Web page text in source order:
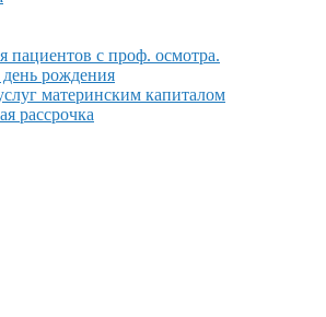
пациентов с проф. осмотра.
рождения
материнским капиталом
рассрочка